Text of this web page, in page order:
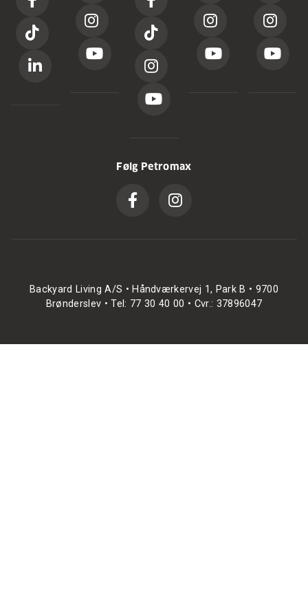
Følg Petromax
Backyard Living A/S • Håndværkervej 1, Park B • 9700
Brønderslev • Tel: 77 30 40 00 • Cvr.: 37896047